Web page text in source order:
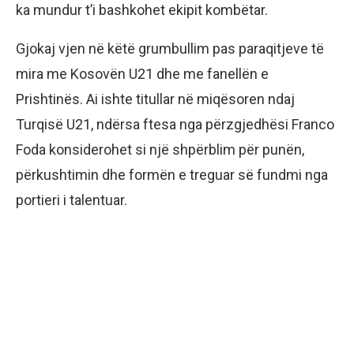
ka mundur t’i bashkohet ekipit kombëtar.
Gjokaj vjen në këtë grumbullim pas paraqitjeve të
mira me Kosovën U21 dhe me fanellën e
Prishtinës. Ai ishte titullar në miqësoren ndaj
Turqisë U21, ndërsa ftesa nga përzgjedhësi Franco
Foda konsiderohet si një shpërblim për punën,
përkushtimin dhe formën e treguar së fundmi nga
portieri i talentuar.